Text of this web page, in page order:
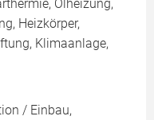
Ölheizung,
Heizkörper,
Klimaanlage,
/ Einbau,